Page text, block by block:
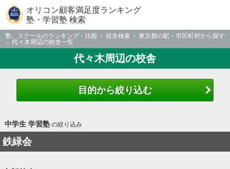
オリコン顧客満足度ランキング
塾・学習塾 検索
塾、スクールのランキング・比較 校舎検索
東京都の駅・市区町村から探す
代々木周辺の校舎一覧
代々木周辺の校舎
目的から絞り込む
中学生 学習塾の絞り込み
鉄緑会